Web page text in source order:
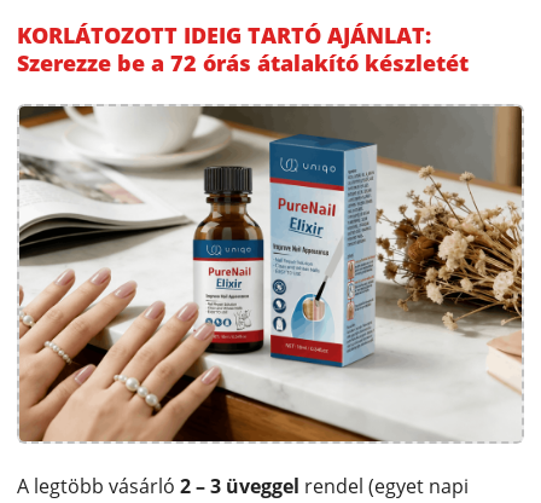
KORLÁTOZOTT IDEIG TARTÓ AJÁNLAT:
Szerezze be a 72 órás átalakító készletét
A legtöbb vásárló 2 – 3 üveggel rendel (egyet napi